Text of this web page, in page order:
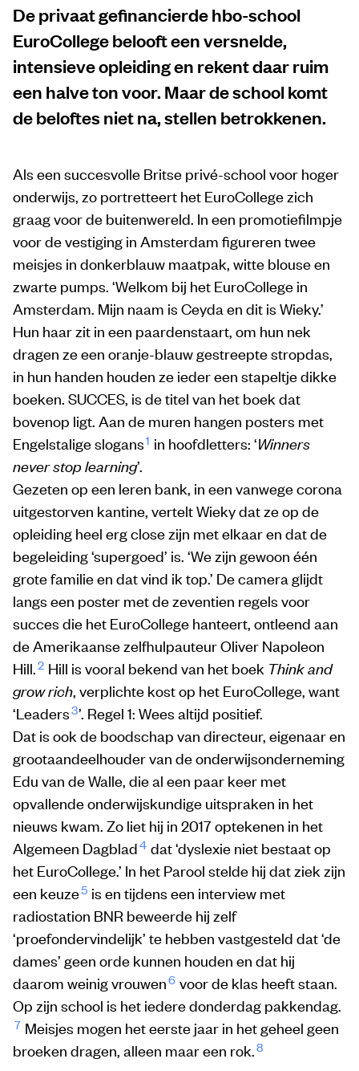
De privaat gefinancierde hbo-school
EuroCollege belooft een versnelde,
intensieve opleiding en rekent daar ruim
een halve ton voor. Maar de school komt
de beloftes niet na, stellen betrokkenen.
Als een succesvolle Britse privé-school voor hoger
onderwijs, zo portretteert het EuroCollege zich
graag voor de buitenwereld. In een promotiefilmpje
voor de vestiging in Amsterdam figureren twee
meisjes in donkerblauw maatpak, witte blouse en
zwarte pumps. ‘Welkom bij het EuroCollege in
Amsterdam. Mijn naam is Ceyda en dit is Wieky.’
Hun haar zit in een paardenstaart, om hun nek
dragen ze een oranje-blauw gestreepte stropdas,
in hun handen houden ze ieder een stapeltje dikke
boeken. SUCCES, is de titel van het boek dat
bovenop ligt. Aan de muren hangen posters met
Engelstalige slogans1 in hoofdletters: ‘Winners
never stop learning’.
Gezeten op een leren bank, in een vanwege corona
uitgestorven kantine, vertelt Wieky dat ze op de
opleiding heel erg close zijn met elkaar en dat de
begeleiding ‘supergoed’ is. ‘We zijn gewoon één
grote familie en dat vind ik top.’ De camera glijdt
langs een poster met de zeventien regels voor
succes die het EuroCollege hanteert, ontleend aan
de Amerikaanse zelfhulpauteur Oliver Napoleon
Hill.2 Hill is vooral bekend van het boek Think and
grow rich, verplichte kost op het EuroCollege, want
‘Leaders3’. Regel 1: Wees altijd positief.
Dat is ook de boodschap van directeur, eigenaar en
grootaandeelhouder van de onderwijsonderneming
Edu van de Walle, die al een paar keer met
opvallende onderwijskundige uitspraken in het
nieuws kwam. Zo liet hij in 2017 optekenen in het
Algemeen Dagblad4 dat ‘dyslexie niet bestaat op
het EuroCollege.’ In het Parool stelde hij dat ziek zijn
een keuze5 is en tijdens een interview met
radiostation BNR beweerde hij zelf
‘proefondervindelijk’ te hebben vastgesteld dat ‘de
dames’ geen orde kunnen houden en dat hij
daarom weinig vrouwen6 voor de klas heeft staan.
Op zijn school is het iedere donderdag pakkendag.
7 Meisjes mogen het eerste jaar in het geheel geen
broeken dragen, alleen maar een rok.8